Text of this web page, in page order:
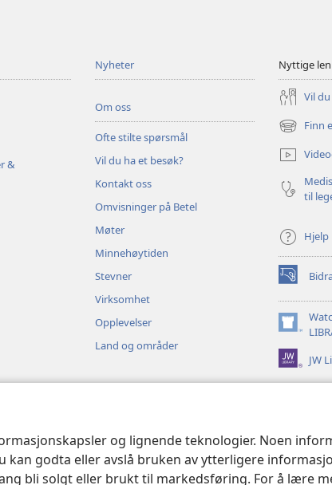
og lignende teknologier. Noen
kan godta eller avslå bruken av ytterligere
bli solgt eller brukt til markedsføring. For å lære
&
Nyheter
Om oss
Ofte stilte spørsmål
Vil du ha et besøk?
Kontakt oss
Omvisninger på Betel
Møter
Minnehøytiden
Stevner
Virksomhet
Opplevelser
Land og områder
Nyttige
Vil
Finn
(åpner
nytt
vindu)
til
Hjelp
(åpner
nytt
vindu)
(åpner
nytt
vindu) JW